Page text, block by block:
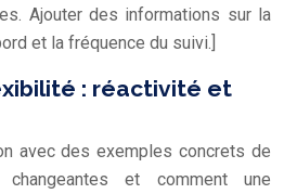
Ajouter des informations sur la
et la fréquence du suivi.]
: réactivité et
avec des exemples concrets de
et comment une